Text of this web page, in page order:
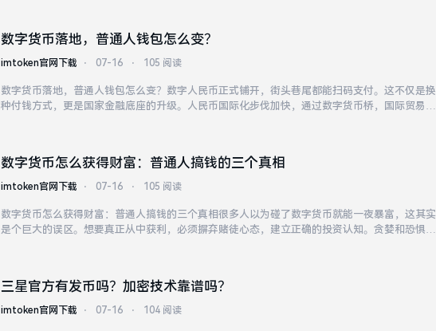
数字货币落地，普通人钱包怎么变？
imtoken官网下载 ⋅ 07-16 ⋅ 105 阅读
数字货币落地，普通人钱包怎么变？数字人民币正式铺开，街头巷尾都能扫码支付。这不仅是换
种付钱方式，更是国家金融底座的升级。人民币国际化步伐加快，通过数字货币桥，国际贸易结
数字货币怎么获得财富：普通人搞钱的三个真相
imtoken官网下载 ⋅ 07-16 ⋅ 105 阅读
数字货币怎么获得财富：普通人搞钱的三个真相很多人以为碰了数字货币就能一夜暴富，这其实
是个巨大的误区。想要真正从中获利，必须摒弃赌徒心态，建立正确的投资认知。贪婪和恐惧是
三星官方有发币吗？加密技术靠谱吗？
imtoken官网下载 ⋅ 07-16 ⋅ 104 阅读